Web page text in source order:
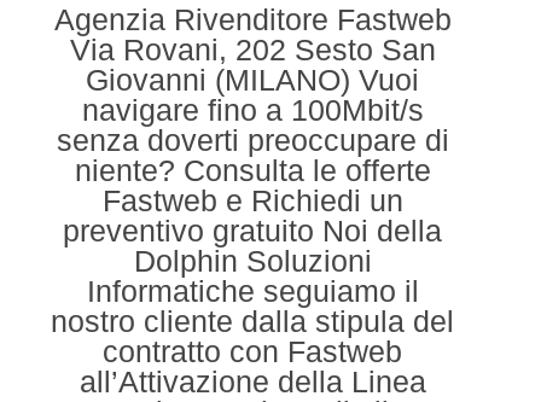
Agenzia Rivenditore Fastweb
Via Rovani, 202 Sesto San
Giovanni (MILANO) Vuoi
navigare fino a 100Mbit/s
senza doverti preoccupare di
niente? Consulta le offerte
Fastweb e Richiedi un
preventivo gratuito Noi della
Dolphin Soluzioni
Informatiche seguiamo il
nostro cliente dalla stipula del
contratto con Fastweb
all’Attivazione della Linea